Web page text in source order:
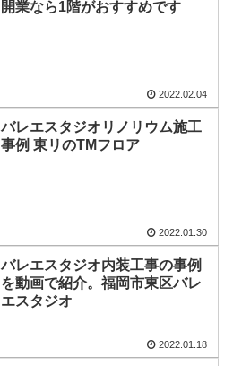
開業なら1階がおすすめです
2022.02.04
バレエスタジオリノリウム施工
事例 東リのTMフロア
2022.01.30
バレエスタジオ内装工事の事例
を動画で紹介。福岡市東区バレ
エスタジオ
2022.01.18